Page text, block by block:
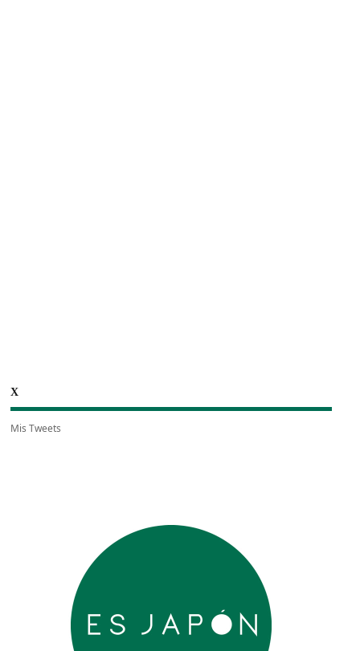
X
Mis Tweets